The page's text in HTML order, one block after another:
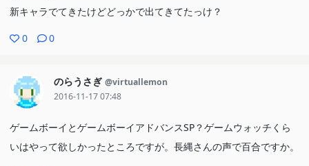
新キャラでてきたけどどっかで出てきてたっけ？
0 0
のらうさぎ @virtuallemon
2016-11-17 07:48
ゲームボーイとゲームボーイアドバンスSP？ゲームウォッチくら
いはやって欲しかったところですが。長縄さんの声で百合ですか。